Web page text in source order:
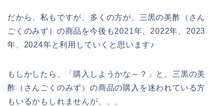
だから、私もですが、多くの方が、三黒の美酢（さん
ごくのみず）の商品を今後も2021年、2022年、2023
年、2024年と利用していくと思います♪
もしかしたら、「購入しようかな～？」と、三黒の美
酢（さんごくのみず）の商品の購入を迷われている方
もいるかもしれませんが、、、